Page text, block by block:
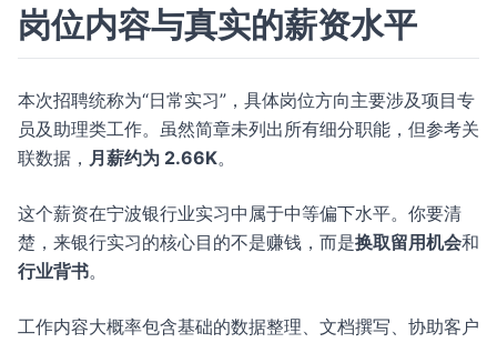
岗位内容与真实的薪资水平
本次招聘统称为“日常实习”，具体岗位方向主要涉及项目专
员及助理类工作。虽然简章未列出所有细分职能，但参考关
联数据， 月薪约为 2.66K。
这个薪资在宁波银行业实习中属于中等偏下水平。你要清
楚，来银行实习的核心目的不是赚钱，而是换取留用机会和
行业背书。
工作内容大概率包含基础的数据整理、文档撰写、协助客户